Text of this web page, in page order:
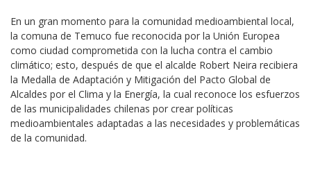
En un gran momento para la comunidad medioambiental local,
la comuna de Temuco fue reconocida por la Unión Europea
como ciudad comprometida con la lucha contra el cambio
climático; esto, después de que el alcalde Robert Neira recibiera
la Medalla de Adaptación y Mitigación del Pacto Global de
Alcaldes por el Clima y la Energía, la cual reconoce los esfuerzos
de las municipalidades chilenas por crear políticas
medioambientales adaptadas a las necesidades y problemáticas
de la comunidad.